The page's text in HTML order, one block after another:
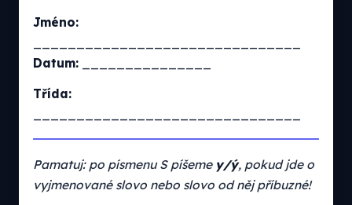
Jméno:
Datum:
Třída:
Pamatuj: po písmenu S píšeme y/ý, pokud jde o
vyjmenované slovo nebo slovo od něj příbuzné!